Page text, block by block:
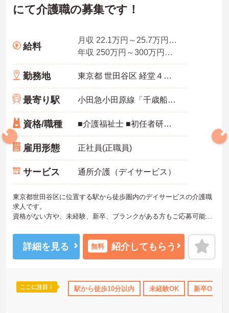
残業少なめ 無資格OK 日勤のみ 資格取得サポート
にて介護職の募集です！
給料
月収 22.1万円～25.7万円程度
年収 250万円～300万円程度
勤務地 東京都 世田谷区 経堂４丁目１８－１ 2階
最寄り駅 小田急小田原線「千歳船橋駅」徒歩1分
資格/職種 ■介護福祉士 ■初任者研修(ヘルパー2級) ■ホームヘルパー1級 ■介護職員基礎研修 ■介護職員実務者研修 ■普通自動車免許証（ＡＴ限定可） ※資格ナシでもＯＫ ※未経験可・新卒可・ブランク可
雇用形態 正社員(正職員)
サービス 通所介護（デイサービス）
東京都世田谷区に位置する駅から徒歩圏内のデイサービスの介護職
求人です。
資格がない方や、未経験、新卒、ブランクがある方もご応募可能で
ので、経験の浅い方などへも教育の体制が整っているので安心して
仕事をスタートすることが出来ます。
定員は22名でお風呂で癒やされたり、料理を楽しんだりと利用者皆
「こんなことしたら喜んでいただけるかな？」と考えながら、ご利
用者様の日常生活に感動を与えたいなどやりがいを感じたい方には
詳細を見る 無料 紹介してもらう
ここに注目！ 駅から徒歩10分以内 未経験OK 新卒OK